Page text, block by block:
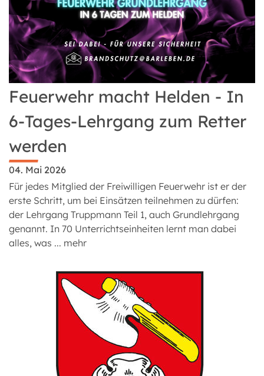
Feuerwehr macht Helden - In
6-Tages-Lehrgang zum Retter
werden
04. Mai 2026
Für jedes Mitglied der Freiwilligen Feuerwehr ist er der
erste Schritt, um bei Einsätzen teilnehmen zu dürfen:
der Lehrgang Truppmann Teil 1, auch Grundlehrgang
genannt. In 70 Unterrichtseinheiten lernt man dabei
alles, was ... mehr